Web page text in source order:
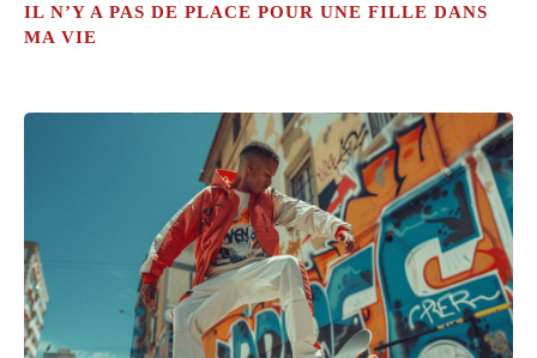
IL N’Y A PAS DE PLACE POUR UNE FILLE DANS
MA VIE